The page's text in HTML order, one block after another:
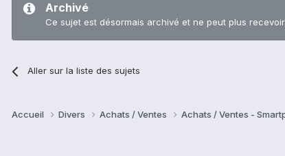
Archivé
Ce sujet est désormais archivé et ne peut plus
Aller sur la liste des sujets
Accueil Divers Achats / Ventes Achats / Ventes -